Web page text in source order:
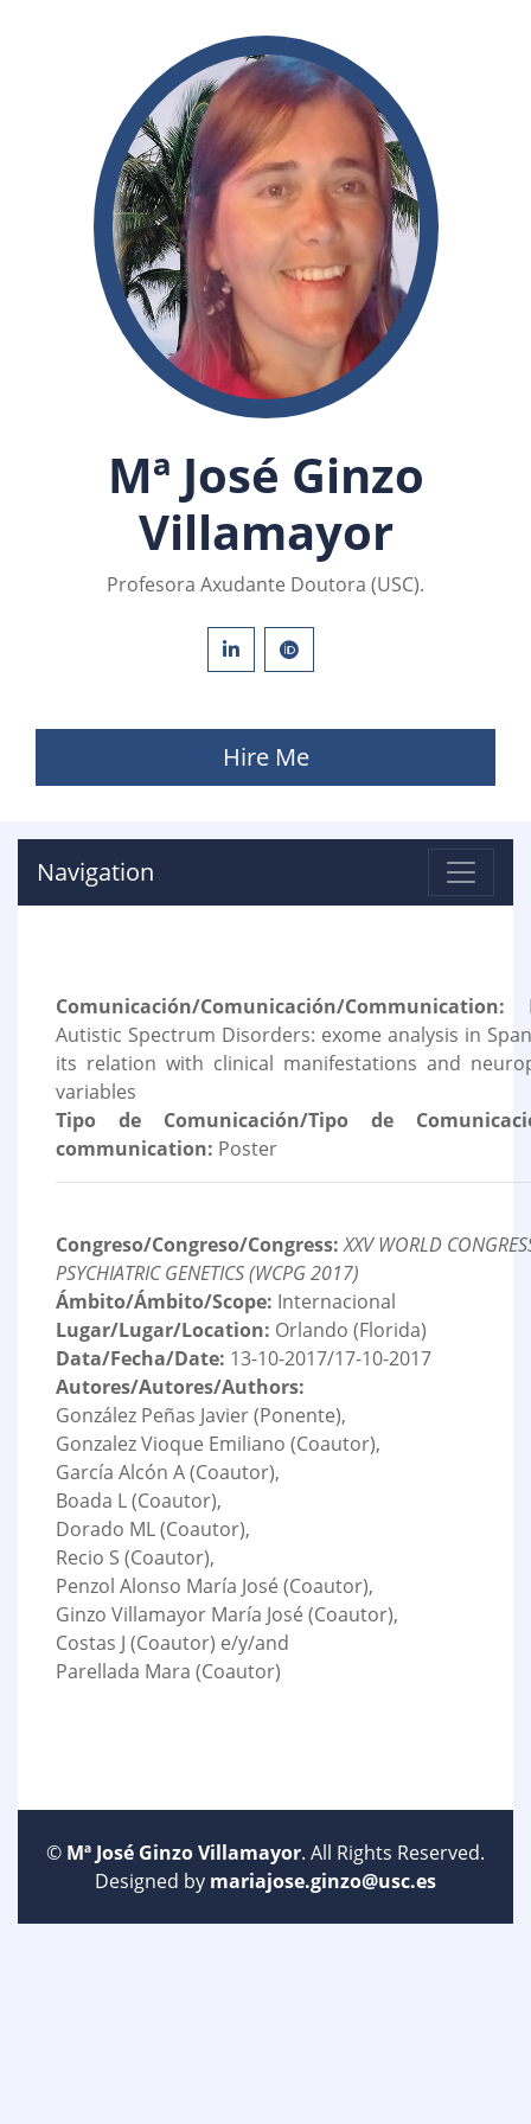
Mª José Ginzo
Villamayor
Profesora Axudante Doutora (USC).
Hire Me
Navigation
Comunicación/Comunicación/Communication:
Autistic Spectrum Disorders: exome analysis in
its relation with clinical manifestations and
variables
Tipo de Comunicación/Tipo de
communication: Poster
Congreso/Congreso/Congress: XXV WORLD
PSYCHIATRIC GENETICS (WCPG 2017)
Ámbito/Ámbito/Scope: Internacional
Lugar/Lugar/Location: Orlando (Florida)
Data/Fecha/Date: 13-10-2017/17-10-2017
Autores/Autores/Authors:
González Peñas Javier (Ponente),
Gonzalez Vioque Emiliano (Coautor),
García Alcón A (Coautor),
Boada L (Coautor),
Dorado ML (Coautor),
Recio S (Coautor),
Penzol Alonso María José (Coautor),
Ginzo Villamayor María José (Coautor),
Costas J (Coautor) e/y/and
Parellada Mara (Coautor)
© Mª José Ginzo Villamayor. All Rights Reserved.
Designed by mariajose.ginzo@usc.es